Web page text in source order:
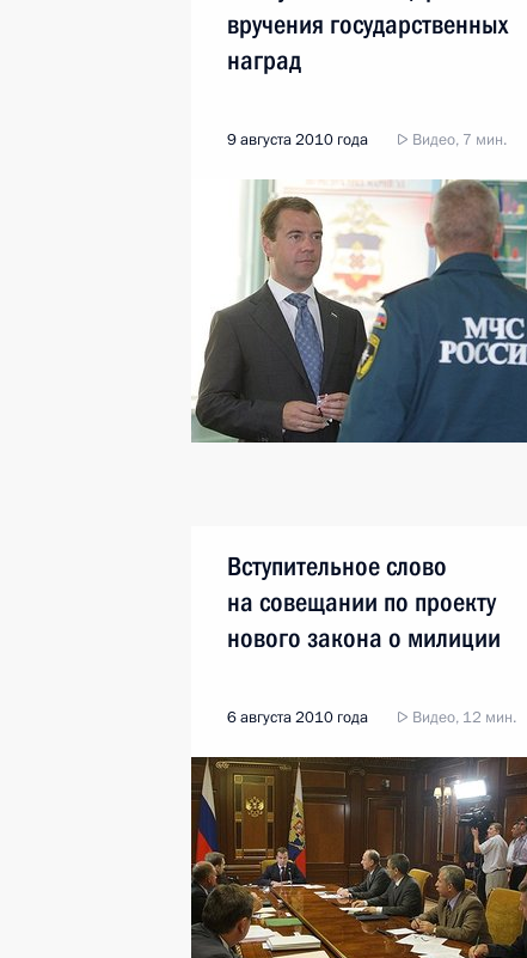
вручения государственных
наград
9 августа 2010 года Видео, 7 мин.
Вступительное слово
на совещании по проекту
нового закона о милиции
6 августа 2010 года Видео, 12 мин.